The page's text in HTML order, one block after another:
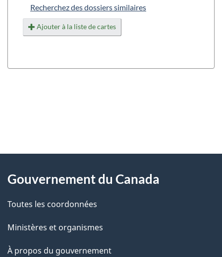
Recherchez des dossiers similaires
Ajouter à la liste de cartes
D
t
a
l
s
propos
ce
site
Gouvernement du Canada
Toutes les coordonnées
Ministères et organismes
À propos du gouvernement